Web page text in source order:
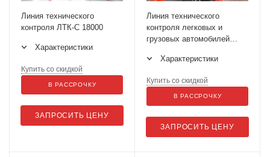
Линия технического
контроля ЛТК-С 18000
Характеристики
ЗАПРОСИТЬ ЦЕНУ
Купить со скидкой
В РАССРОЧКУ
Линия технического
контроля легковых и
грузовых автомобилей
Характеристики
ЗАПРОСИТЬ ЦЕНУ
Купить со скидкой
В РАССРОЧКУ